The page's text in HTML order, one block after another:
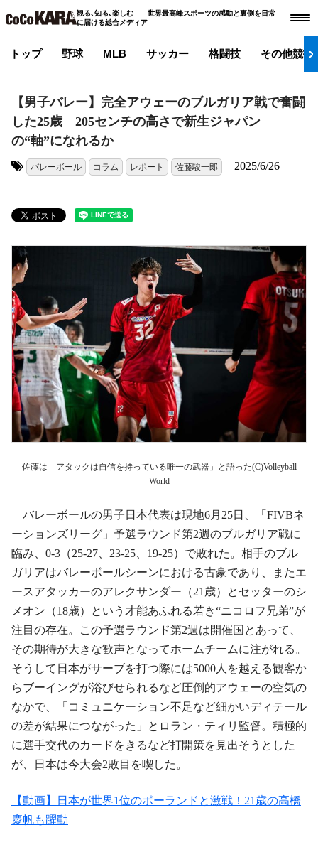
観る､知る､楽しむ――世界最高峰スポーツの感動と裏側を日常
に届ける総合メディア
トップ 野球 MLB サッカー 格闘技 その他競技
【男子バレー】完全アウェーのブルガリア戦で奮闘
した25歳 205センチの高さで新生ジャパン
の“軸”になれるか
バレーボール コラム レポート 佐藤駿一郎 2025/6/26
佐藤は「アタックは自信を持っている唯一の武器」と語った(C)Volleyball
World
バレーボールの男子日本代表は現地6月25日、「FIVBネ
ーションズリーグ」予選ラウンド第2週のブルガリア戦に
臨み、0-3（25-27、23-25、19-25）で敗れた。相手のブル
ガリアはバレーボールシーンにおける古豪であり、またエ
ースアタッカーのアレクサンダー（21歳）とセッターのシ
メオン（18歳）という才能あふれる若き“ニコロフ兄弟”が
注目の存在。この予選ラウンド第2週は開催国とあって、
その期待が大きな歓声となってホームチームに注がれる。
そうして日本がサーブを打つ際には5000人を越える観客か
らブーイングが浴びせられるなど圧倒的アウェーの空気の
なかで、「コミュニケーション不足など細かいディテール
の差が結果につながった」とロラン・ティリ監督。積極的
に選手交代のカードをきるなど打開策を見出そうとした
が、日本は今大会2敗目を喫した。
【動画】日本が世界1位のポーランドと激戦！21歳の高橋
慶帆も躍動